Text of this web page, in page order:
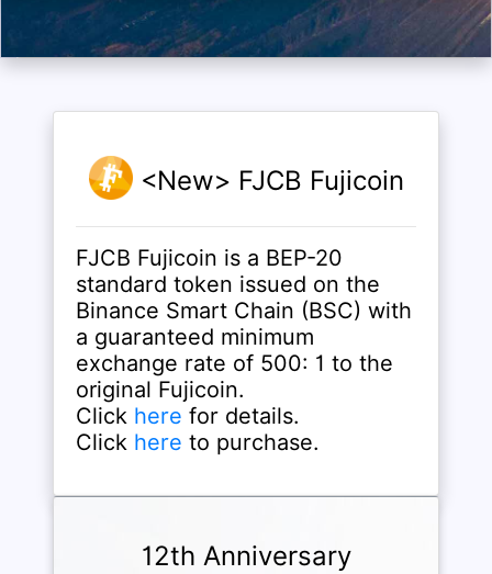
<New> FJCB Fujicoin
FJCB Fujicoin is a BEP-20
standard token issued on the
Binance Smart Chain (BSC) with
a guaranteed minimum
exchange rate of 500: 1 to the
original Fujicoin.
Click here for details.
Click here to purchase.
12th Anniversary